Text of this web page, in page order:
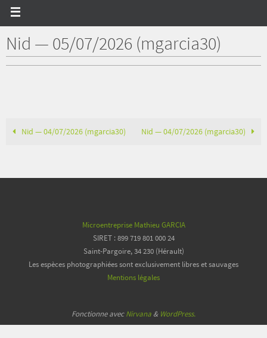
Nid — 05/07/2026 (mgarcia30)
Nid — 04/07/2026 (mgarcia30) Nid — 04/07/2026 (mgarcia30)
Microentreprise Mathieu GARCIA
SIRET : 899 719 801 000 24
Saint-Pargoire, 34 230 (Hérault)
Les espèces photographiées sont exclusivement libres et sauvages
Mentions légales
Fonctionne avecNirvana & WordPress.